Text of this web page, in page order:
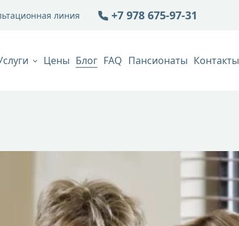
линия +7 978 675-97-31
Цены Блог FAQ Пансионаты Контакты